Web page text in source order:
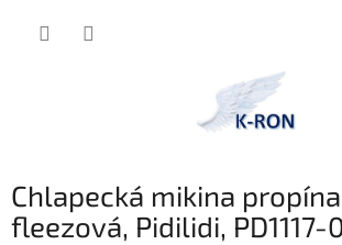
Chlapecká mikina
fleezová, Pidilidi,